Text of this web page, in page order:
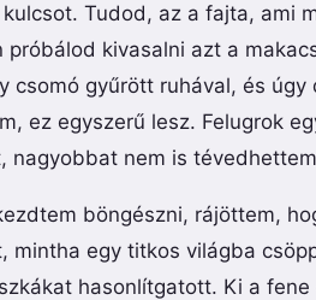
Tudod, az a fajta, ami
próbálod kivasalni azt a
csomó gyűrött ruhával, és
ez egyszerű lesz. Felugrok
nagyobbat nem is
böngészni, rájöttem,
mintha egy titkos világba
hasonlítgatott. Ki a